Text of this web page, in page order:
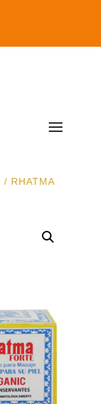
/ RHATMA